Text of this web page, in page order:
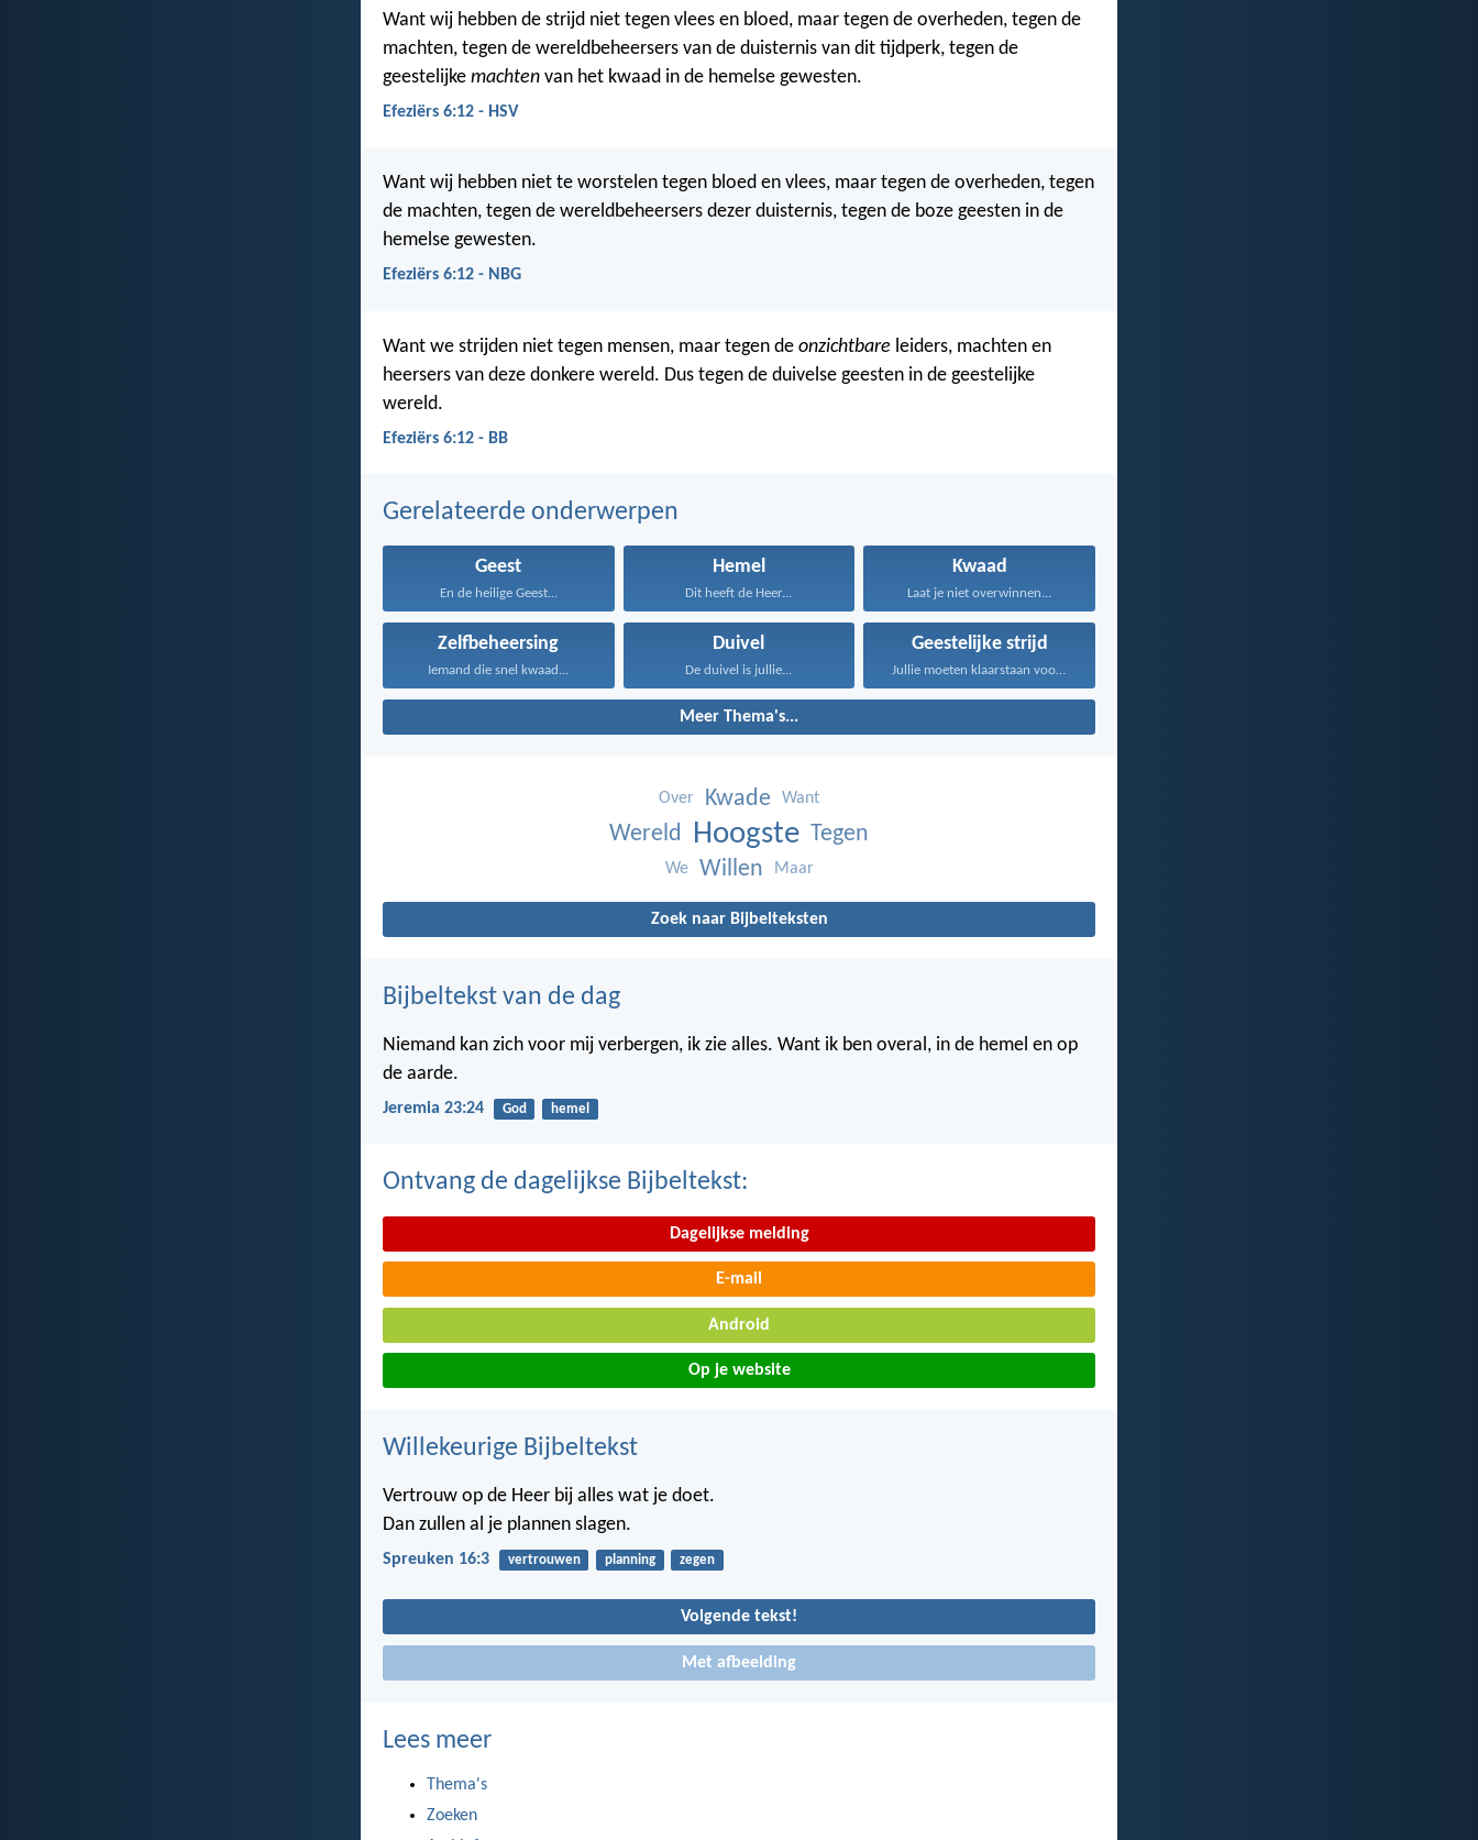
Want wij hebben de strijd niet tegen vlees en bloed, maar tegen de overheden, tegen de
machten, tegen de wereldbeheersers van de duisternis van dit tijdperk, tegen de
geestelijke machten van het kwaad in de hemelse gewesten.
Efeziërs 6:12 - HSV
Want wij hebben niet te worstelen tegen bloed en vlees, maar tegen de overheden, tegen
de machten, tegen de wereldbeheersers dezer duisternis, tegen de boze geesten in de
hemelse gewesten.
Efeziërs 6:12 - NBG
Want we strijden niet tegen mensen, maar tegen de onzichtbare leiders, machten en
heersers van deze donkere wereld. Dus tegen de duivelse geesten in de geestelijke
wereld.
Efeziërs 6:12 - BB
Gerelateerde onderwerpen
Geest
En de heilige Geest...
Hemel
Dit heeft de Heer...
Kwaad
Laat je niet overwinnen...
Zelfbeheersing
Iemand die snel kwaad...
Duivel
De duivel is jullie...
Geestelijke strijd
Jullie moeten klaarstaan voor...
Meer Thema's...
Over Kwade Want
Wereld Hoogste Tegen
We Willen Maar
Zoek naar Bijbelteksten
Bijbeltekst van de dag
Niemand kan zich voor mij verbergen, ik zie alles. Want ik ben overal, in de hemel en op
de aarde.
Jeremia 23:24 God hemel
Ontvang de dagelijkse Bijbeltekst:
Dagelijkse melding
E-mail
Android
Op je website
Willekeurige Bijbeltekst
Vertrouw op de Heer bij alles wat je doet.
Dan zullen al je plannen slagen.
Spreuken 16:3 vertrouwen planning zegen
Volgende tekst!
Met afbeelding
Lees meer
Thema's
Zoeken